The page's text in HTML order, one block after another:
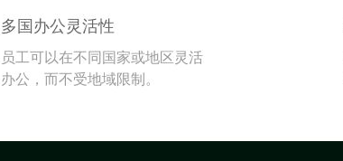
多国办公灵活性
员工可以在不同国家或地区灵活
办公，而不受地域限制。